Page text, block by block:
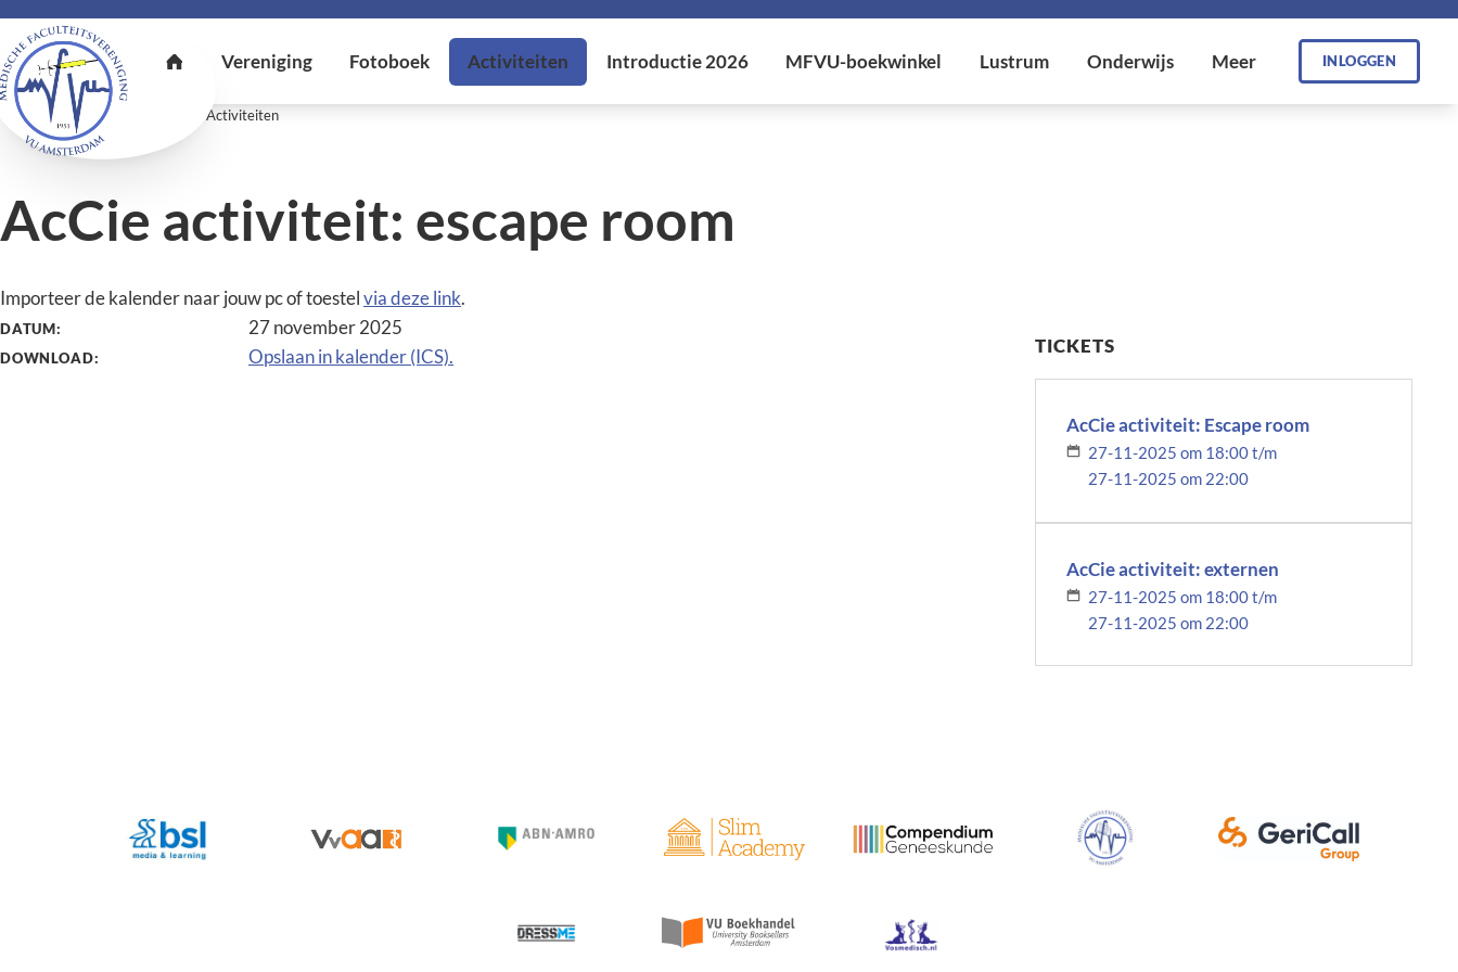
INLOGGEN
U bent hier: Home Activiteiten
AcCie activiteit: escape room
Importeer de kalender naar jouw pc of toestelvia deze link.
DATUM: 27 november 2025
DOWNLOAD: Opslaan in kalender (ICS). TICKETS
AcCie activiteit: Escape room
27-11-2025 om 18:00 t/m
27-11-2025 om 22:00
AcCie activiteit: externen
27-11-2025 om 18:00 t/m
27-11-2025 om 22:00